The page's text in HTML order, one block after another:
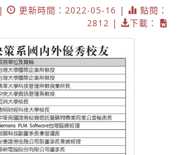
更新時間：2022-05-16 |
點閱：
2812 |
下載：